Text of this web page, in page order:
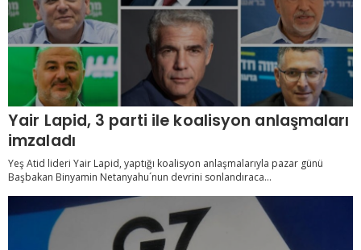
Yair Lapid, 3 parti ile koalisyon anlaşmaları
imzaladı
Yeş Atid lideri Yair Lapid, yaptığı koalisyon anlaşmalarıyla pazar günü
Başbakan Binyamin Netanyahu´nun devrini sonlandıraca...